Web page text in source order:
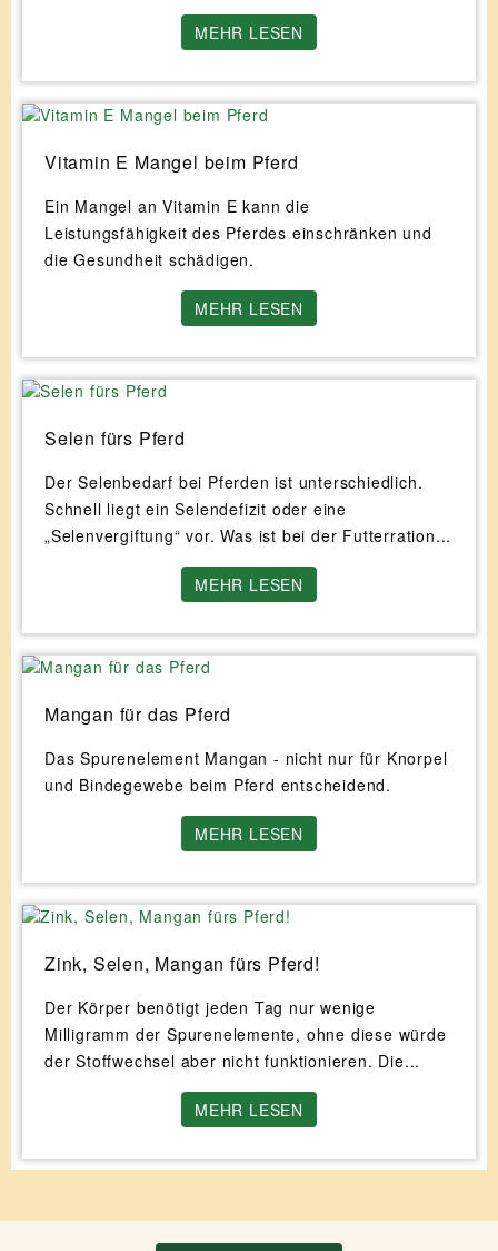
MEHR LESEN
Vitamin E Mangel beim Pferd
Ein Mangel an Vitamin E kann die
Leistungsfähigkeit des Pferdes einschränken und
die Gesundheit schädigen.
MEHR LESEN
Selen fürs Pferd
Der Selenbedarf bei Pferden ist unterschiedlich.
Schnell liegt ein Selendefizit oder eine
„Selenvergiftung“ vor. Was ist bei der Futterration...
MEHR LESEN
Mangan für das Pferd
Das Spurenelement Mangan - nicht nur für Knorpel
und Bindegewebe beim Pferd entscheidend.
MEHR LESEN
Zink, Selen, Mangan fürs Pferd!
Der Körper benötigt jeden Tag nur wenige
Milligramm der Spurenelemente, ohne diese würde
der Stoffwechsel aber nicht funktionieren. Die...
MEHR LESEN